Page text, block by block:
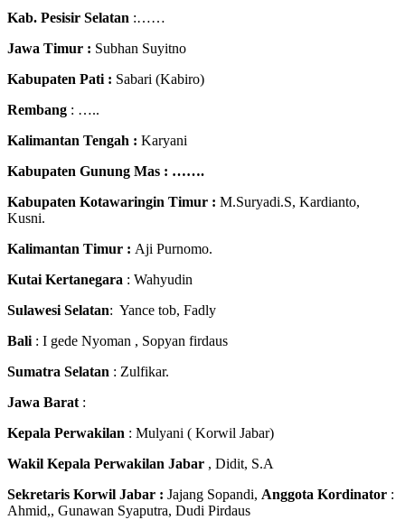
Kab. Pesisir Selatan :……
Jawa Timur : Subhan Suyitno
Kabupaten Pati : Sabari (Kabiro)
Rembang : …..
Kalimantan Tengah : Karyani
Kabupaten Gunung Mas : …….
Kabupaten Kotawaringin Timur : M.Suryadi.S, Kardianto,
Kusni.
Kalimantan Timur : Aji Purnomo.
Kutai Kertanegara : Wahyudin
Sulawesi Selatan: Yance tob, Fadly
Bali : I gede Nyoman , Sopyan firdaus
Sumatra Selatan : Zulfikar.
Jawa Barat :
Kepala Perwakilan : Mulyani ( Korwil Jabar)
Wakil Kepala Perwakilan Jabar , Didit, S.A
Sekretaris Korwil Jabar : Jajang Sopandi, Anggota Kordinator :
Ahmid,, Gunawan Syaputra, Dudi Pirdaus